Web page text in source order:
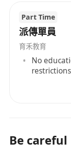
Part Time
派傳單員
育禾教育
No
restrictions
Be careful